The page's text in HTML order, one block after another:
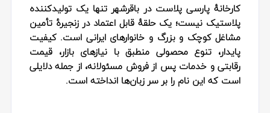
کارخانهٔ پارسی پلاست در باقرشهر تنها یک تولیدکننده
پلاستیک نیست؛ یک حلقهٔ قابل اعتماد در زنجیرهٔ تأمین
مشاغل کوچک و بزرگ و خانوارهای ایرانی است. کیفیت
پایدار، تنوع محصولی منطبق با نیازهای بازار، قیمت
رقابتی و خدمات پس از فروش مسئولانه، از جمله دلایلی
است که این نام را بر سر زبان‌ها انداخته است.